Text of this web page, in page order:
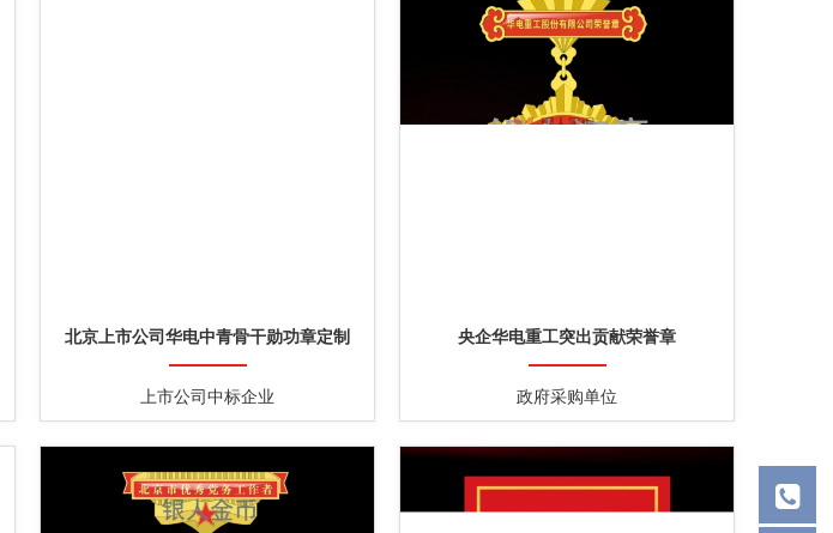
北京上市公司华电中青骨干勋功章定制
上市公司中标企业
央企华电重工突出贡献荣誉章
政府采购单位